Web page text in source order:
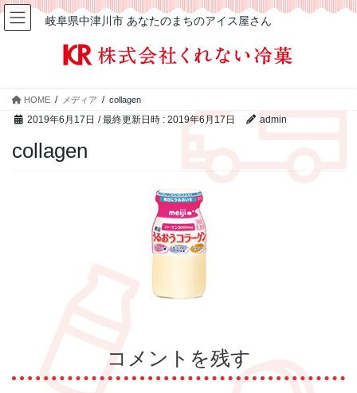
岐阜県中津川市 あなたのまちのアイス屋さん
HOME メディア collagen
2019年6月17日 / 最終更新日時 : 2019年6月17日 admin
collagen
コメントを残す